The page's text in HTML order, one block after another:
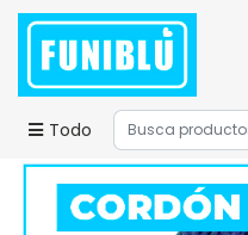
Todo